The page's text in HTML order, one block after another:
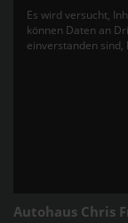
Es wird versucht,
können Daten an
einverstanden sind,
Autohaus Chris